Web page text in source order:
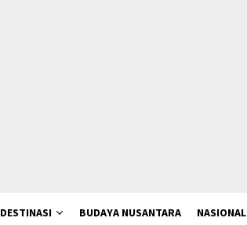
DESTINASI BUDAYA NUSANTARA NASIONAL